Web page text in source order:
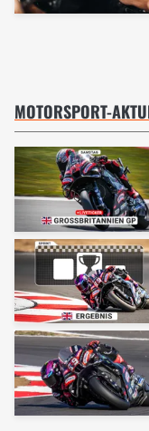
MOTORSPORT-